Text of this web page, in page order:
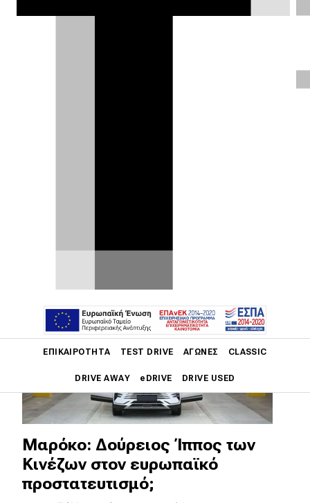
ΕΠΙΚΑΙΡΌΤΗΤΑ TEST DRIVE ΑΓΏΝΕΣ CLASSIC
DRIVE AWAY eDRIVE DRIVE USED
Main navigation
Επικαιρότητα
Νέα μοντέλα
Πρωτότυπα
Μαρόκο: Δούρειος Ίππος των
Κινέζων στον ευρωπαϊκό
προστατευτισμό;